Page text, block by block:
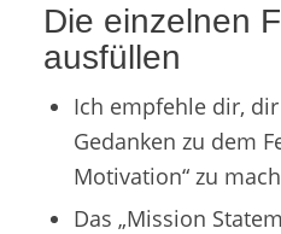
Die einzelnen
ausfüllen
Ich empfehle dir,
Gedanken zu dem
Motivation“ zu
Das „Mission